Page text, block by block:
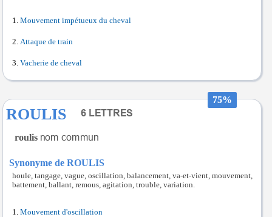
Mouvement impétueux du cheval
Attaque de train
Vacherie de cheval
75%
ROULIS
roulis
Synonyme de ROULIS
houle, tangage, vague, oscillation, balancement, va-et-vient, mouvement,
battement, ballant, remous, agitation, trouble, variation.
Mouvement d'oscillation